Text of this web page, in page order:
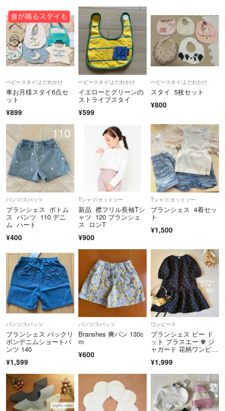
ベビースタイ/よだれかけ
車お月様スタイ6点セ
ット
¥899
ベビースタイ/よだれかけ
イエローとグリーンの
ストライプスタイ
¥599
ベビースタイ/よだれかけ
スタイ 5枚セット
¥800
パンツ/スパッツ
ブランシェス ボトム
ス パンツ 110 デニ
ム ハート
¥400
Tシャツ/カットソー
新品 襟フリル長袖Tシ
ャツ 120 ブランシェ
ス ロンT
¥900
Tシャツ/カットソー
ブランシェス 4着セッ
ト
¥1,500
パンツ/スパッツ
ブランシェス バックリ
ボンデニムショートパ
ンツ 140
¥1,599
パンツ/スパッツ
Branshes 爽パン 130c
m
¥600
ワンピース
ブランシェス ビー ド
ット プラスエー ✾ ジ
ャガード 花柄ワンピー
¥1,999